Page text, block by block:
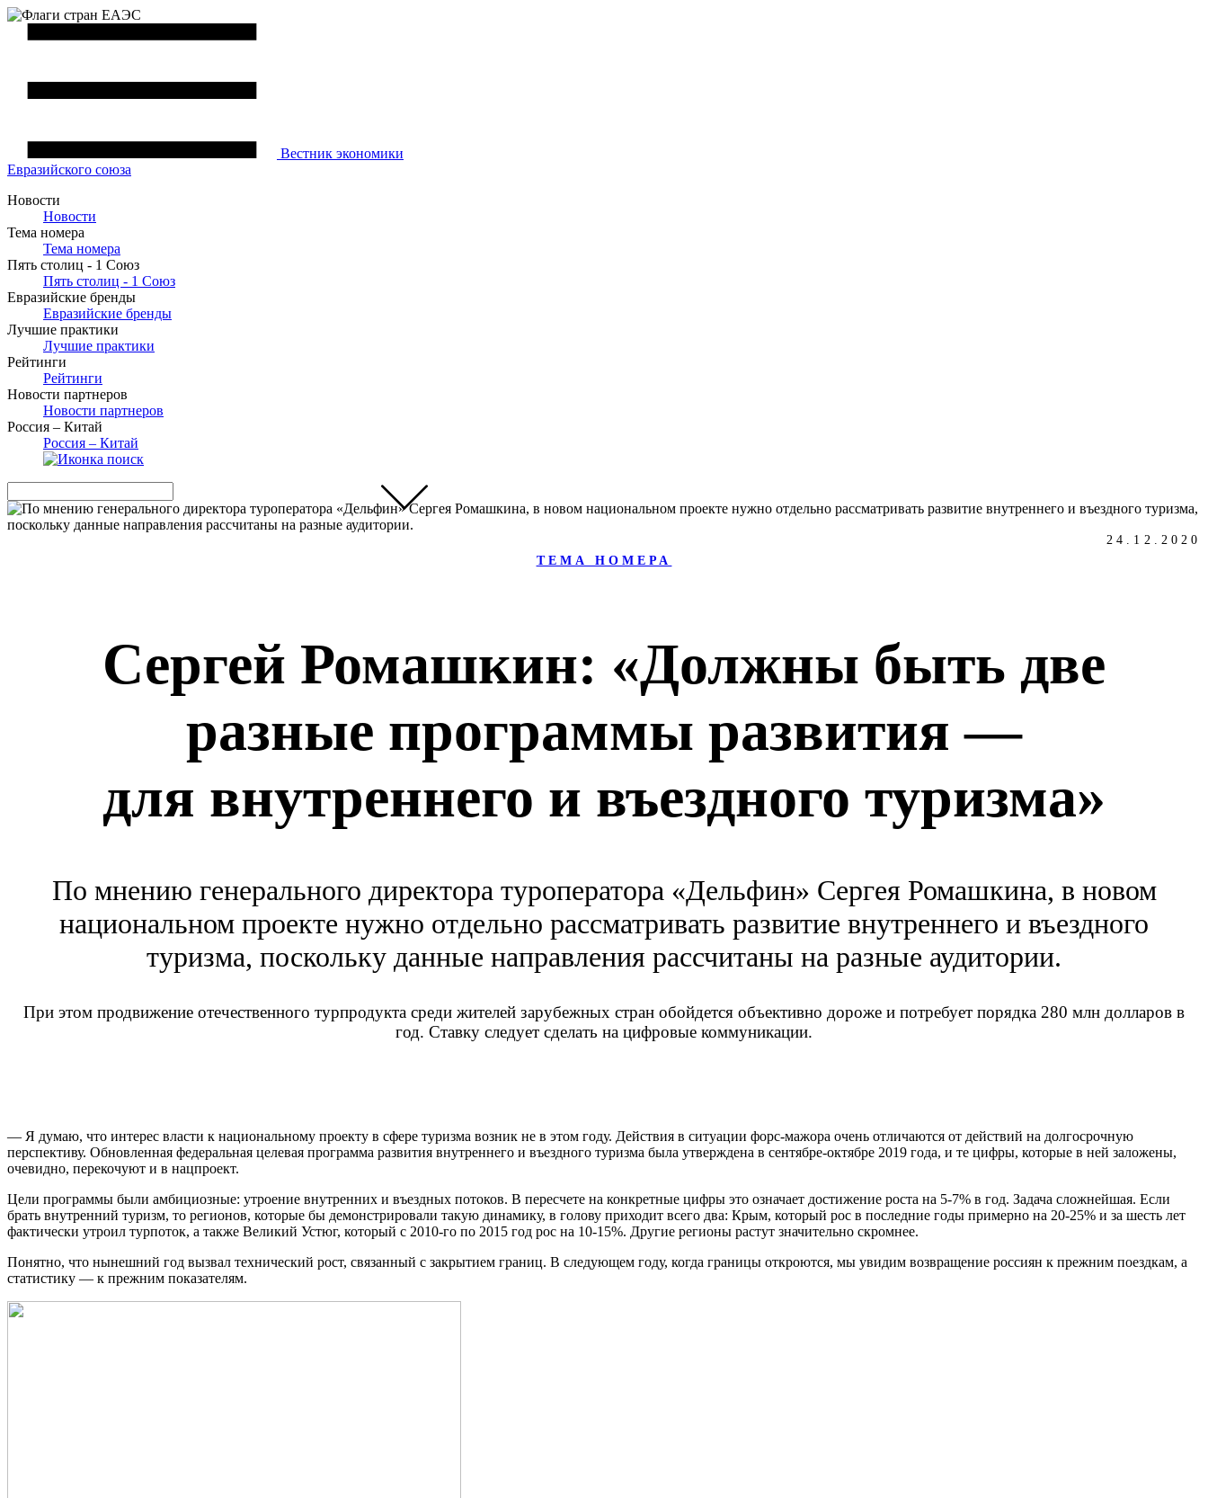
Вестник экономики
Евразийского союза
Новости
Новости
Тема номера
Тема номера
Пять столиц - 1 Союз
Пять столиц - 1 Союз
Евразийские бренды
Евразийские бренды
Лучшие практики
Лучшие практики
Рейтинги
Рейтинги
Новости партнеров
Новости партнеров
Россия – Китай
Россия – Китай
ТЕМА НОМЕРА
24.12.2020
Сергей Ромашкин: «Должны быть две
разные программы развития —
для внутреннего и въездного туризма»
По мнению генерального директора туроператора «Дельфин» Сергея Ромашкина, в новом
национальном проекте нужно отдельно рассматривать развитие внутреннего и въездного
туризма, поскольку данные направления рассчитаны на разные аудитории.
При этом продвижение отечественного турпродукта среди жителей зарубежных стран обойдется объективно дороже и потребует порядка 280 млн долларов в
год. Ставку следует сделать на цифровые коммуникации.
— Я думаю, что интерес власти к национальному проекту в сфере туризма возник не в этом году. Действия в ситуации форс-мажора очень отличаются от действий на долгосрочную
перспективу. Обновленная федеральная целевая программа развития внутреннего и въездного туризма была утверждена в сентябре-октябре 2019 года, и те цифры, которые в ней заложены,
очевидно, перекочуют и в нацпроект.
Цели программы были амбициозные: утроение внутренних и въездных потоков. В пересчете на конкретные цифры это означает достижение роста на 5-7% в год. Задача сложнейшая. Если
брать внутренний туризм, то регионов, которые бы демонстрировали такую динамику, в голову приходит всего два: Крым, который рос в последние годы примерно на 20-25% и за шесть лет
фактически утроил турпоток, а также Великий Устюг, который с 2010-го по 2015 год рос на 10-15%. Другие регионы растут значительно скромнее.
Понятно, что нынешний год вызвал технический рост, связанный с закрытием границ. В следующем году, когда границы откроются, мы увидим возвращение россиян к прежним поездкам, а
статистику — к прежним показателям.